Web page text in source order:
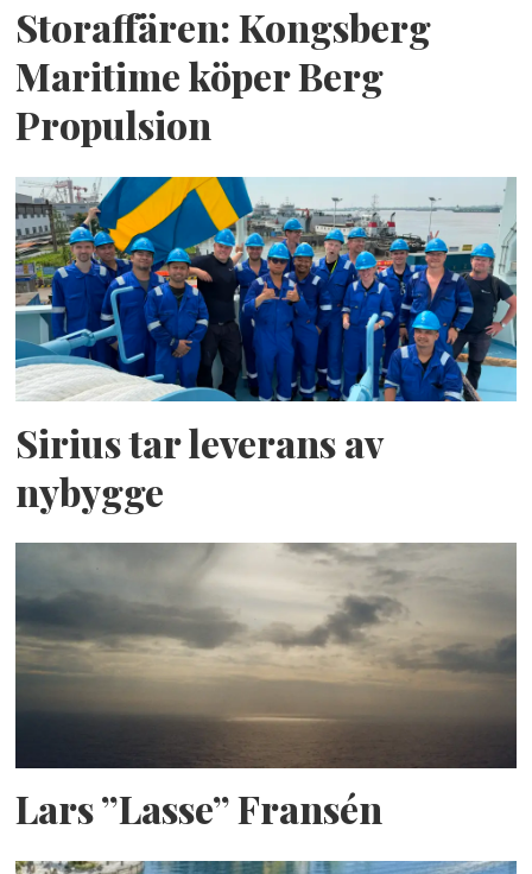
Storaffären: Kongsberg
Maritime köper Berg
Propulsion
Sirius tar leverans av
nybygge
Lars ”Lasse” Fransén